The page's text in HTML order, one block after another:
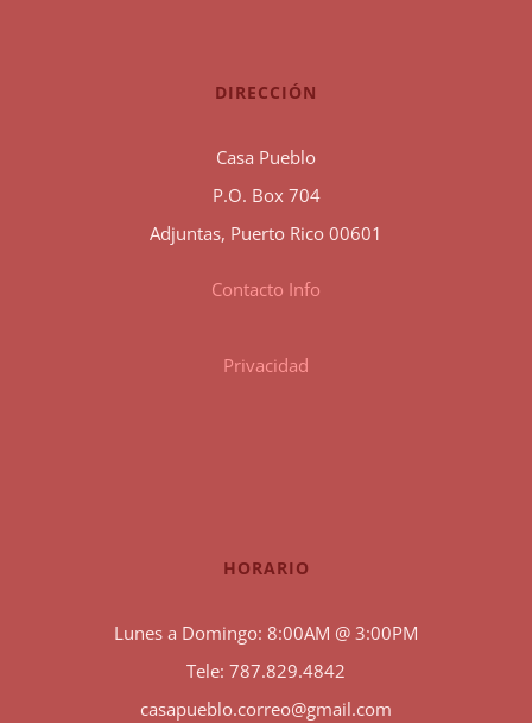
DIRECCIÓN
Casa Pueblo
P.O. Box 704
Adjuntas, Puerto Rico 00601
Contacto Info
Privacidad
HORARIO
Lunes a Domingo: 8:00AM @ 3:00PM
Tele: 787.829.4842
casapueblo.correo@gmail.com